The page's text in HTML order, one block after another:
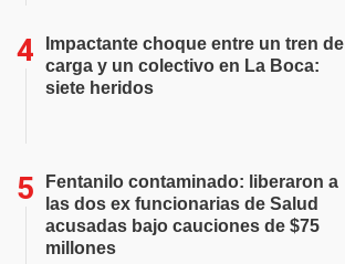
Impactante choque entre un tren de
carga y un colectivo en La Boca:
siete heridos
Fentanilo contaminado: liberaron a
las dos ex funcionarias de Salud
acusadas bajo cauciones de $75
millones